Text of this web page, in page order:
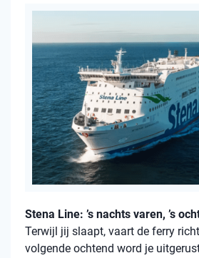
Stena Line: ’s nachts varen, ’s
Terwijl jij slaapt, vaart de ferry
volgende ochtend word je